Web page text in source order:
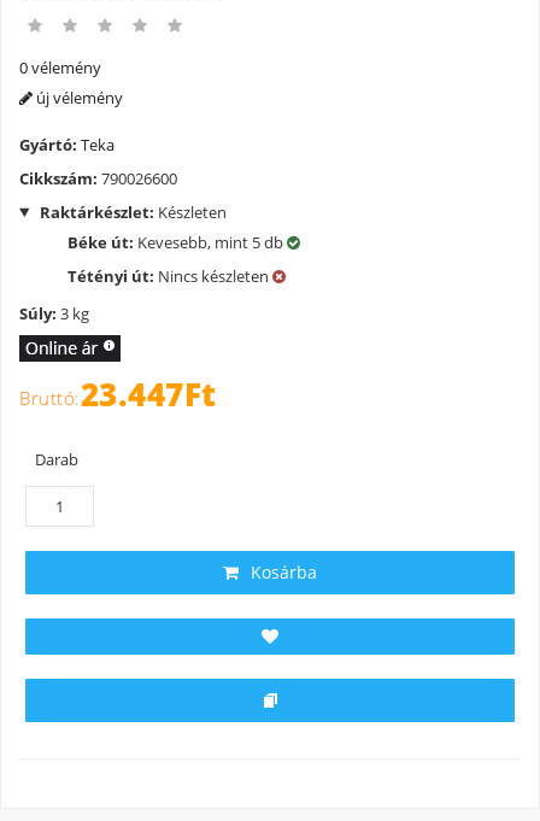
vonzó termékskálát kínál a piac közép és felső szegmensében.
Sport kézizuhany (3 funkciós) -megerősített fém gégecső-1,75 m
hosszú -szappantartó tálca -állítható zuhanytartó
0 vélemény
új vélemény
Gyártó: Teka
Cikkszám: 790026600
Raktárkészlet: Készleten
Béke út: Kevesebb, mint 5 db
Tétényi út: Nincs készleten
Súly: 3 kg
23.447Ft
Darab
Kosárba